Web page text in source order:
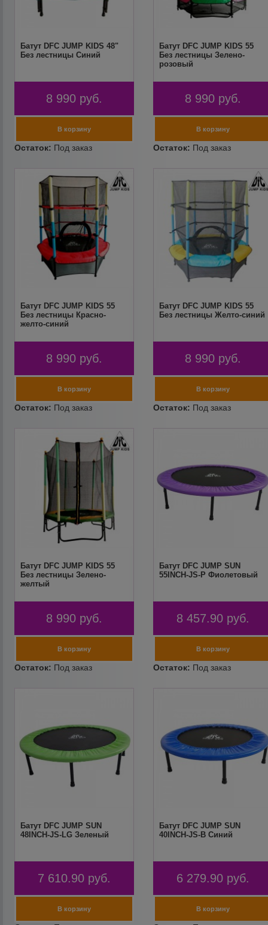
Батут DFC JUMP KIDS 48"
Без лестницы Синий
8 990 руб.
Батут DFC JUMP KIDS 55
Без лестницы Зелено-
розовый
8 990 руб.
Батут DFC JUMP KIDS 55
Без лестницы Красно-
желто-синий
8 990 руб.
Батут DFC JUMP KIDS 55
Без лестницы Желто-синий
8 990 руб.
Батут DFC JUMP KIDS 55
Без лестницы Зелено-
желтый
8 990 руб.
Батут DFC JUMP SUN
55INCH-JS-P Фиолетовый
8 457.90 руб.
Батут DFC JUMP SUN
48INCH-JS-LG Зеленый
7 610.90 руб.
Батут DFC JUMP SUN
40INCH-JS-B Синий
6 279.90 руб.